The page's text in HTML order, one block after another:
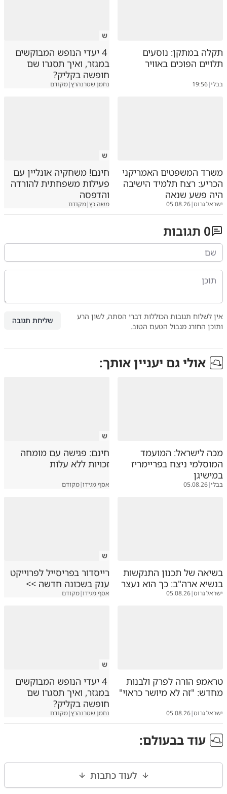
תקלה במתקן: נוסעים
תלויים הפוכים באוויר
בבלי|
19:56
ש
4 יעדי הנופש המבוקשים
במגזר, ואיך תסגרו שם
חופשה בקליק?
נחמן שטרנהרץ|מקודם
משרד המשפטים האמריקני
הכריע: רצח תלמיד הישיבה
היה פשע שנאה
ישראל גרוס|
05.08.26
ש
חינם! משחקיה אונליין עם
פעילות משפחתית להורדה
והדפסה
משה כץ|מקודם
0 תגובות
אין לשלוח תגובות הכוללות דברי הסתה, לשון הרע
ותוכן החורג מגבול הטעם הטוב.
שליחת תגובה
אולי גם יעניין אותך:
מכה לישראל: המועמד
המוסלמי ניצח בפריימריז
במישיגן
בבלי|
05.08.26
ש
חינם: פגישה עם מומחה
זכויות ללא עלות
אסף מגידו|מקודם
בשיאה של תכנון התנקשות
בנשיא ארה"ב: כך הוא נעצר
ישראל גרוס|
05.08.26
ש
רייסדור בפריסייל לפרוייקט
ענק בשכונה חדשה >>
אסף מגידו|מקודם
טראמפ הורה לפרק ולבנות
מחדש: "זה לא מיושר כראוי"
ישראל גרוס|
05.08.26
ש
4 יעדי הנופש המבוקשים
במגזר, ואיך תסגרו שם
חופשה בקליק?
נחמן שטרנהרץ|מקודם
עוד בבעולם:
לעוד כתבות